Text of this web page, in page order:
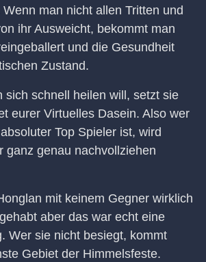
man nicht allen Tritten und
ihr Ausweicht, bekommt man
und die Gesundheit
Zustand.
sich schnell heilen will, setzt sie
eurer Virtuelles Dasein. Also wer
Top Spieler ist, wird
ganz genau nachvollziehen
mit keinem Gegner wirklich
aber das war echt eine
Wer sie nicht besiegt, kommt
Gebiet der Himmelsfeste.